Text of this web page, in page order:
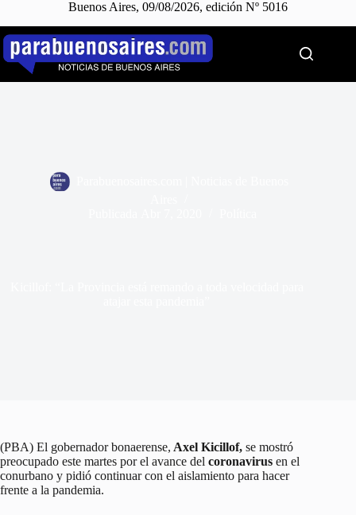
Buenos Aires, 09/08/2026, edición Nº 5016
Saltar
contenido
(PBA) El gobernador bonaerense, Axel Kicillof, se mostró
preocupado este martes por el avance del coronavirus en el
conurbano y pidió continuar con el aislamiento para hacer
frente a la pandemia.